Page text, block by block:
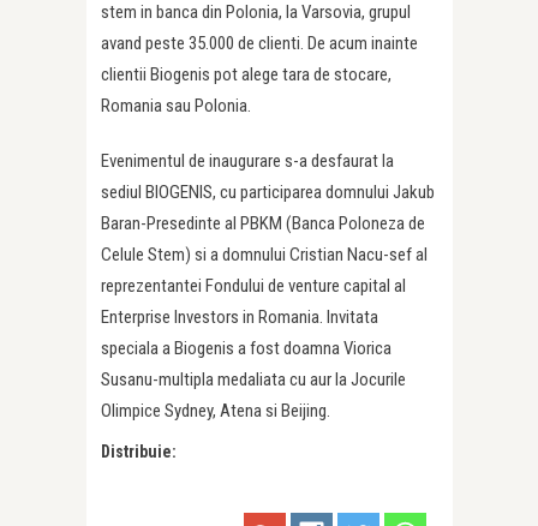
stem in banca din Polonia, la Varsovia, grupul
avand peste 35.000 de clienti. De acum inainte
clientii Biogenis pot alege tara de stocare,
Romania sau Polonia.
Evenimentul de inaugurare s-a desfaurat la
sediul BIOGENIS, cu participarea domnului Jakub
Baran-Presedinte al PBKM (Banca Poloneza de
Celule Stem) si a domnului Cristian Nacu-sef al
reprezentantei Fondului de venture capital al
Enterprise Investors in Romania. Invitata
speciala a Biogenis a fost doamna Viorica
Susanu-multipla medaliata cu aur la Jocurile
Olimpice Sydney, Atena si Beijing.
Distribuie: